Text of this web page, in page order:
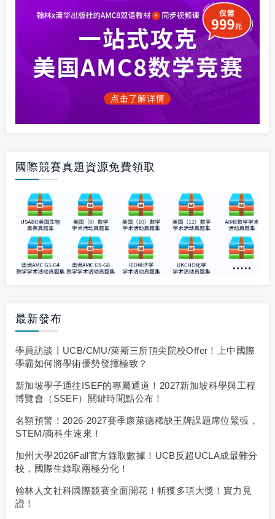
國際競賽真題資源免費領取
最新發布
學員訪談丨UCB/CMU/萊斯三所頂尖院校offer！上中國際
學霸如何將學術優勢發揮極致？
新加坡學子通往ISEF的專屬通道！2027新加坡科學與工程
博覽會（SSEF）關鍵時間點公布！
名額預警！2026-2027賽季康萊德稀缺王牌課題席位緊張，
STEM/商科生速來！
加州大學2026Fall官方錄取數據！UCB反超UCLA成最難分
校，國際生錄取兩極分化！
翰林人文社科國際競賽全面開花！斬獲多項大獎！實力見
證！